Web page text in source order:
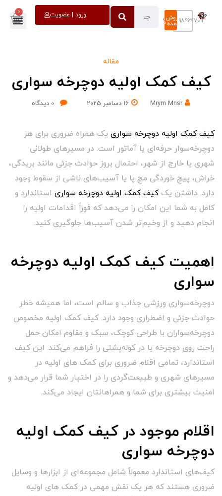
۰۹۳۹۸۹۶۴۷۰۹
فروش
عمده
ورود | عضویت 0
مقاله
کیف کمک اولیه دوچرخه سواری
Mrym Mnsr 16 دسامبر 2025 0دیدگاه
کیف کمک اولیه دوچرخه سوارییک همراه ضروری برای هر
دوچرخه‌سوار حرفه‌ای یا آماتور است. در مسیرهای طولانی
شهری یا خارج از شهر، احتمال بروز حوادث جزئی مانند بریدگی،
خراش، پیچ خوردگی مچ پا یا آسیب‌های ناشی از سقوط وجود
دارد. داشتن یک کیف کمک اولیه دوچرخه سواریاستاندارد و
کامل به شما این امکان را می‌دهد که فوراً اقدامات اولیه را
انجام دهید و از وخیم‌تر شدن آسیب‌ها جلوگیری کنید.
اهمیت کیف کمک اولیه دوچرخه
سواری
دوچرخه‌سواری ورزشی جذاب و سالم است، اما همیشه خطر
حوادث جزئی و اضطراری وجود دارد. کیف کمک اولیه مخصوص
دوچرخه‌سواران با طراحی کوچک، سبک و مقاوم امکان حمل
راحت روی دوچرخه یا در کوله‌پشتی را فراهم می‌کند. این کیف
استاندارد، تمامی اقلام ضروری برای کمک های اولیه در
مسیرهای شهری و طبیعت‌گردی را در اختیار شما قرار می‌دهد و
امنیت بیشتری برای شما و همراهانتان ایجاد می‌کند.
اقلام موجود در کیف کمک اولیه
دوچرخه سواری
کیف‌های استاندارد معمولاً شامل مجموعه‌ای از ابزارها و وسایل
ضروری هستند که هر یک نقش مهمی در کمک های اولیه